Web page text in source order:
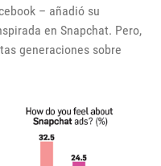
– añadió su
en Snapchat. Pero,
generaciones sobre